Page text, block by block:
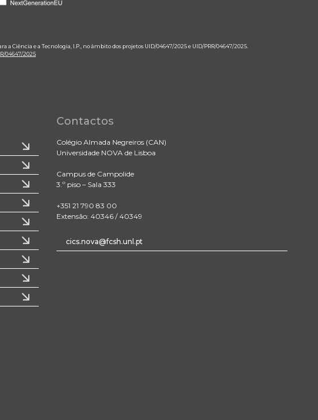
Ciência e a Tecnologia, I.P., no âmbito dos projetos UID/04647/2025 e UID/PRR/04647/2025.
04647/2025
Contactos
Colégio Almada Negreiros (CAN)
Universidade NOVA de Lisboa
Campus de Campolide
3.º piso – Sala 333
+351 21 790 83 00
Extensão: 40346 / 40349
cics.nova@fcsh.unl.pt